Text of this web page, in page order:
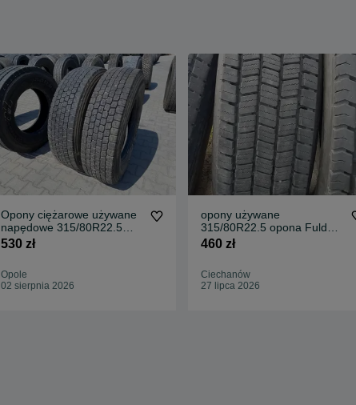
Opony ciężarowe używane
napędowe 315/80R22.5
TRAZANO TRANS D24 /
530 zł
Opole
02 sierpnia 2026
opony używane
315/80R22.5 opona Fulda
460 zł
Ciechanów
27 lipca 2026